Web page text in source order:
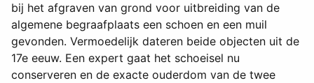
bij het afgraven van grond voor uitbreiding van de
algemene begraafplaats een schoen en een muil
gevonden. Vermoedelijk dateren beide objecten uit de
17e eeuw. Een expert gaat het schoeisel nu
conserveren en de exacte ouderdom van de twee